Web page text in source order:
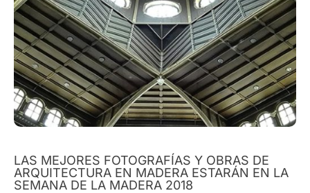
LAS MEJORES FOTOGRAFÍAS Y OBRAS DE
ARQUITECTURA EN MADERA ESTARÁN EN LA
SEMANA DE LA MADERA 2018